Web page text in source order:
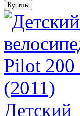
Детский